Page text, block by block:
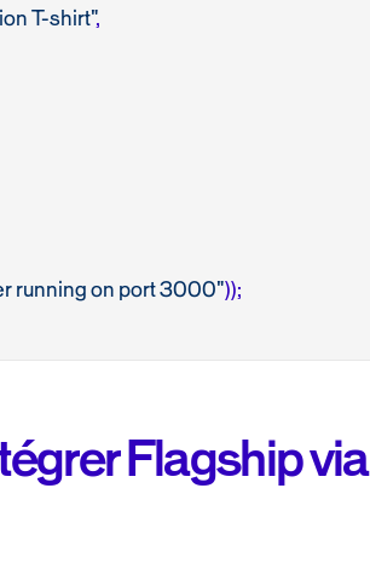
T-shirt",
running on port 3000"
Flagship via